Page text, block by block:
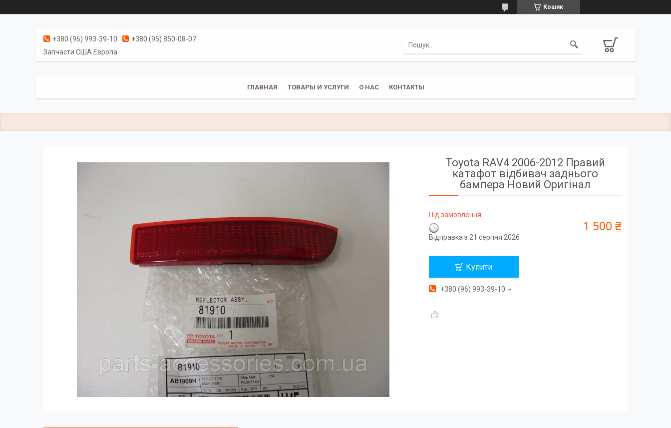
Кошик
+380 (96) 993-39-10
+380 (95) 850-08-07
Запчасти США Европа
ГЛАВНАЯ ТОВАРЫ И УСЛУГИ О НАС КОНТАКТЫ
Toyota RAV4 2006-2012 Правий
катафот відбивач заднього
бампера Новий Оригінал
Під замовлення
Відправка з 21 серпня 2026
1 500 ₴
Купити
+380 (96) 993-39-10